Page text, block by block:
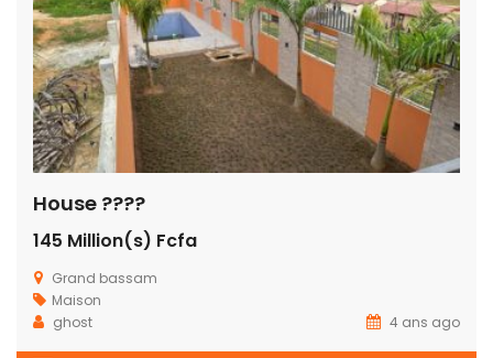
House ????
145 Million(s) Fcfa
Grand bassam
Maison
ghost
4 ans ago